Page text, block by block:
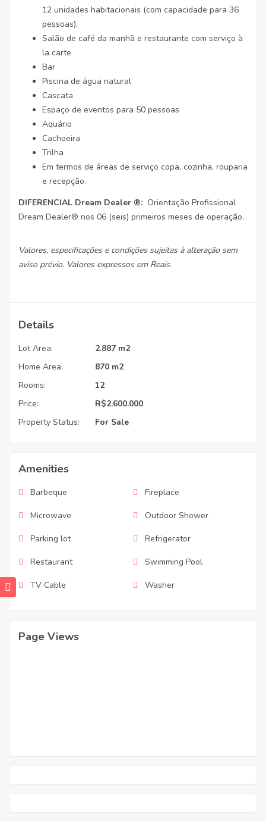
12 unidades habitacionais (com capacidade para 36
pessoas),
Salão de café da manhã e restaurante com serviço à
la carte
Bar
Piscina de água natural
Cascata
Espaço de eventos para 50 pessoas
Aquário
Cachoeira
Trilha
Em termos de áreas de serviço copa, cozinha, rouparia
e recepção.
DIFERENCIAL Dream Dealer ®: Orientação Profissional
Dream Dealer® nos 06 (seis) primeiros meses de operação.
Valores, especificações e condições sujeitas à alteração sem
aviso prévio. Valores expressos em Reais.
Details
Lot Area:
2.887 m2
Home Area:
870 m2
Rooms:
12
Price:
R$2.600.000
Property Status:
For Sale
Amenities
Barbeque Fireplace
Microwave Outdoor Shower
Parking lot Refrigerator
Restaurant Swimming Pool
TV Cable Washer
Page Views